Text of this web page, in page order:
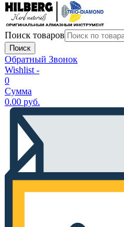
Поиск товаров
Поиск
Обратный Звонок
Wishlist -
0
Сумма
0.00 руб.